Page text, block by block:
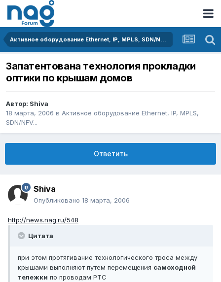
Активное оборудование Ethernet, IP, MPLS, SDN/NFV...
Запатентована технология прокладки
оптики по крышам домов
Автор: Shiva
18 марта, 2006 в Активное оборудование Ethernet, IP, MPLS,
SDN/NFV...
Ответить
Shiva
Опубликовано 18 марта, 2006
http://news.nag.ru/548
Цитата
при этом протягивание технологического троса между
крышами выполняют путем перемещения самоходной
тележки по проводам РТС